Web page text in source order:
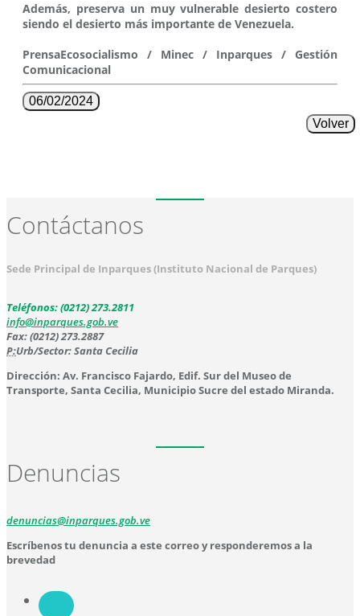
Además, preserva un muy vulnerable desierto costero
siendo el desierto más importante de Venezuela.
PrensaEcosocialismo / Minec / Inparques / Gestión
Comunicacional
06/02/2024
Volver
Contáctanos
Sede Principal de Inparques (Instituto Nacional de Parques)
Teléfonos: (0212) 273.2811
info@inparques.gob.ve
Fax: (0212) 273.2887
P:Urb/Sector: Santa Cecilia
Dirección: Av. Francisco Fajardo, Edif. Sur del Museo de
Transporte, Santa Cecilia, Municipio Sucre del estado Miranda.
Denuncias
denuncias@inparques.gob.ve
Escríbenos tu denuncia a este correo y responderemos a la
brevedad